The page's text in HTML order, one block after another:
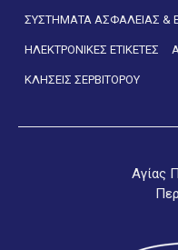
ΣΥΣΤΗΜΑΤΑ ΑΣΦΑΛΕΙΑΣ &
ΗΛΕΚΤΡΟΝΙΚΕΣ ΕΤΙΚΕΤΕΣ
ΚΛΗΣΕΙΣ ΣΕΡΒΙΤΟΡΟΥ
Αγίας